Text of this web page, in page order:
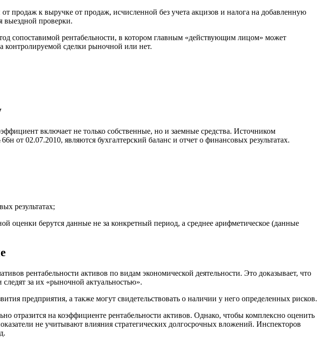
продаж к выручке от продаж, исчисленной без учета акцизов и налога на добавленную
выездной проверки.
сопоставимой рентабельности, в котором главным «действующим лицом» может
контролируемой сделки рыночной или нет.
включает не только собственные, но и заемные средства. Источником
02.07.2010, являются бухгалтерский баланс и отчет о финансовых результатах.
результатах;
оценки берутся данные не за конкретный период, а среднее арифметическое (данные
рентабельности активов по видам экономической деятельности. Это доказывает, что
за их «рыночной актуальностью».
предприятия, а также могут свидетельствовать о наличии у него определенных рисков.
отразится на коэффициенте рентабельности активов. Однако, чтобы комплексно оценить
не учитывают влияния стратегических долгосрочных вложений. Инспекторов